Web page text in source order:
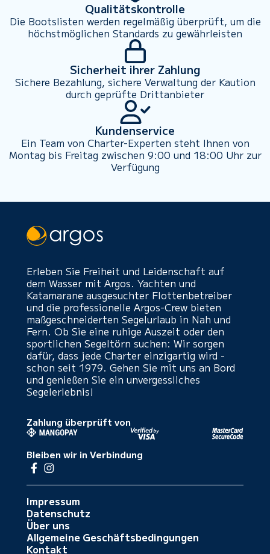
Qualitätskontrolle
Die Bootslisten werden regelmäßig überprüft, um die
höchstmöglichen Standards zu gewährleisten
Sicherheit ihrer Zahlung
Sichere Bezahlung, sichere Verwaltung der Kaution
durch geprüfte Drittanbieter
Kundenservice
Ein Team von Charter-Experten steht Ihnen von
Montag bis Freitag zwischen 9:00 und 18:00 Uhr zur
Verfügung
Erleben Sie Freiheit und Leidenschaft auf
dem Wasser mit Argos. Yachten und
Katamarane ausgesuchter Flottenbetreiber
und die professionelle Argos-Crew bieten
maßgeschneiderten Segelurlaub in Nah und
Fern. Ob Sie eine ruhige Auszeit oder den
sportlichen Segeltörn suchen: Wir sorgen
dafür, dass jede Charter einzigartig wird -
schon seit 1979. Gehen Sie mit uns an Bord
und genießen Sie ein unvergessliches
Segelerlebnis!
Zahlung überprüft von
Bleiben wir in Verbindung
Impressum
Datenschutz
Über uns
Allgemeine Geschäftsbedingungen
Kontakt